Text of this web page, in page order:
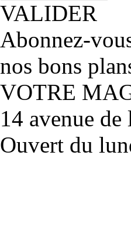
VALIDER
Abonnez-
nos bons
VOTRE
14 avenue
Ouvert du